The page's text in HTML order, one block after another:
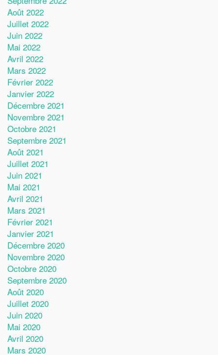
Août 2022
Juillet 2022
Juin 2022
Mai 2022
Avril 2022
Mars 2022
Février 2022
Janvier 2022
Décembre 2021
Novembre 2021
Octobre 2021
Septembre 2021
Août 2021
Juillet 2021
Juin 2021
Mai 2021
Avril 2021
Mars 2021
Février 2021
Janvier 2021
Décembre 2020
Novembre 2020
Octobre 2020
Septembre 2020
Août 2020
Juillet 2020
Juin 2020
Mai 2020
Avril 2020
Mars 2020